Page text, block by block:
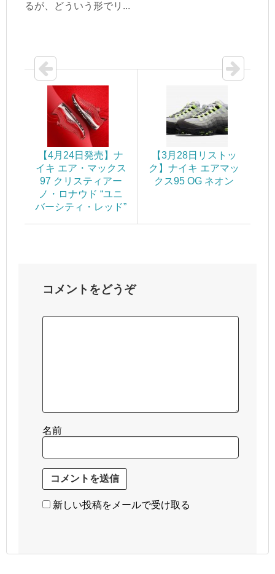
るが、どういう形でリ...
【4月24日発売】ナ
イキ エア・マックス
97 クリスティアー
ノ・ロナウド “ユニ
バーシティ・レッド”
【3月28日リストッ
ク】ナイキ エアマッ
クス95 OG ネオン
コメントをどうぞ
名前
新しい投稿をメールで受け取る